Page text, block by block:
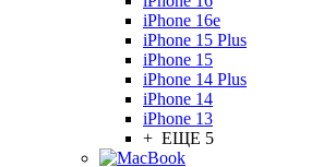
iPhone 16e
iPhone 15 Plus
iPhone 15
iPhone 14 Plus
iPhone 14
iPhone 13
+ ЕЩЕ 5